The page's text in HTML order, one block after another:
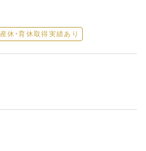
産休・育休取得実績あり